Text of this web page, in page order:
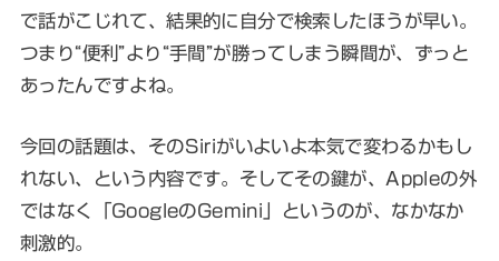
で話がこじれて、結果的に自分で検索したほうが早い。
つまり“便利”より“手間”が勝ってしまう瞬間が、ずっと
あったんですよね。
今回の話題は、そのSiriがいよいよ本気で変わるかもし
れない、という内容です。そしてその鍵が、Appleの外
ではなく「GoogleのGemini」というのが、なかなか
刺激的。